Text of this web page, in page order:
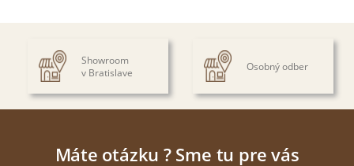
Showroom
v Bratislave
Osobný odber
Máte otázku ? Sme tu pre vás